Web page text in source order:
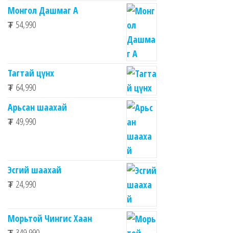
Монгол Дашмаг А
₮ 54,990
Тагтай цүнх
₮ 64,990
Арьсан шаахай
₮ 49,990
Эсгий шаахай
₮ 24,990
Морьтой Чингис Хаан